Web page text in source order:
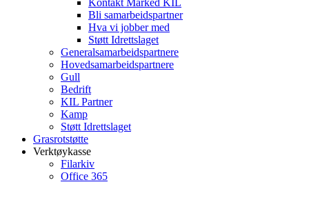
Bli samarbeidspartner
Hva vi jobber med
Støtt Idrettslaget
Generalsamarbeidspartnere
Hovedsamarbeidspartnere
Gull
Bedrift
KIL Partner
Kamp
Støtt Idrettslaget
Grasrotstøtte
Verktøykasse
Filarkiv
Office 365